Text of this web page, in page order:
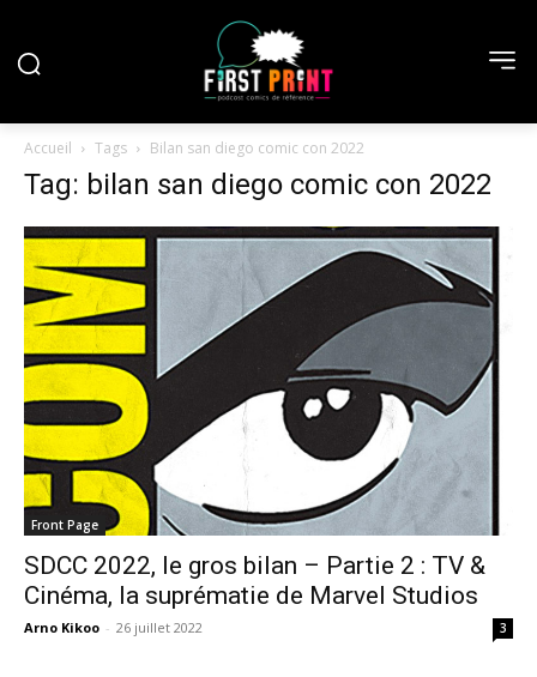
Accueil Tags Bilan san diego comic con 2022
Tag: bilan san diego comic con 2022
Front Page
SDCC 2022, le gros bilan – Partie 2 : TV &
Cinéma, la suprématie de Marvel Studios
Arno Kikoo - 26 juillet 2022 3